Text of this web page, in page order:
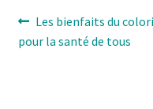
Navigation
de
Article
précédent :
Les bienfaits du
pour la santé de tous